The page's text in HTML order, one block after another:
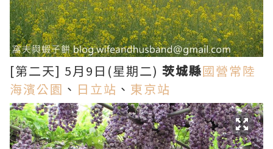
[第二天] 5月9日(星期二) 茨城縣國營常陸
海濱公園 、 日立站 、 東京站